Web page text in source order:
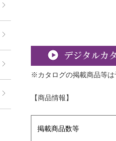
※カタログの掲載商品等は
【商品情報】
掲載商品数等